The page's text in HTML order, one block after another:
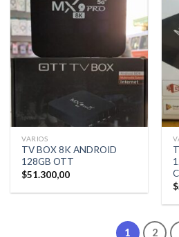
VARIOS
TV BOX 8K ANDROID
128GB OTT
$51.300,00
$
1 2